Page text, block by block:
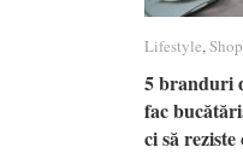
Lifestyle,
5 branduri
fac
ci să
Lifestyle
5 branduri
fac
ci să